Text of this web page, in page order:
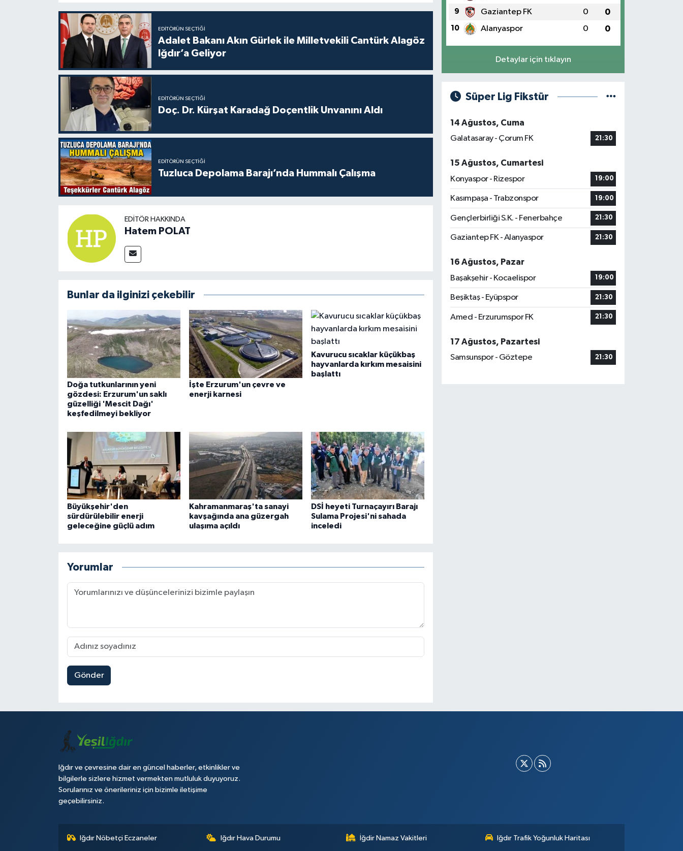
EDITÖRÜN SEÇTIĞI
Adalet Bakanı Akın Gürlek ile Milletvekili Cantürk Alagöz
Iğdır’a Geliyor
EDITÖRÜN SEÇTIĞI
Doç. Dr. Kürşat Karadağ Doçentlik Unvanını Aldı
EDITÖRÜN SEÇTIĞI
Tuzluca Depolama Barajı’nda Hummalı Çalışma
EDITÖR HAKKINDA
Hatem POLAT
Bunlar da ilginizi çekebilir
Doğa tutkunlarının yeni
gözdesi: Erzurum'un saklı
güzelliği 'Mescit Dağı'
keşfedilmeyi bekliyor
İşte Erzurum'un çevre ve
enerji karnesi
Kavurucu sıcaklar küçükbaş
hayvanlarda kırkım mesaisini
başlattı
Büyükşehir'den
sürdürülebilir enerji
geleceğine güçlü adım
Kahramanmaraş'ta sanayi
kavşağında ana güzergah
ulaşıma açıldı
DSİ heyeti Turnaçayırı Barajı
Sulama Projesi'ni sahada
inceledi
Yorumlar
Gönder
9 Gaziantep FK 0 0
10 Alanyaspor 0 0
Detaylar için tıklayın
Süper Lig Fikstür
14 Ağustos, Cuma
Galatasaray - Çorum FK
21:30
15 Ağustos, Cumartesi
Konyaspor - Rizespor
19:00
Kasımpaşa - Trabzonspor 19:00
Gençlerbirliği S.K. - Fenerbahçe 21:30
Gaziantep FK - Alanyaspor 21:30
16 Ağustos, Pazar
Başakşehir - Kocaelispor
19:00
Beşiktaş - Eyüpspor 21:30
Amed - Erzurumspor FK 21:30
17 Ağustos, Pazartesi
Samsunspor - Göztepe
21:30
Iğdır ve çevresine dair en güncel haberler, etkinlikler ve
bilgilerle sizlere hizmet vermekten mutluluk duyuyoruz.
Sorularınız ve önerileriniz için bizimle iletişime
geçebilirsiniz.
Iğdır Nöbetçi Eczaneler Iğdır Hava Durumu İğdir Namaz Vakitleri Iğdır Trafik Yoğunluk Haritası